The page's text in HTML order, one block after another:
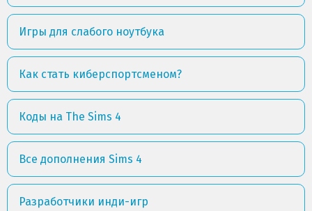
Игры для слабого ноутбука
Как стать киберспортсменом?
Коды на The Sims 4
Все дополнения Sims 4
Разработчики инди-игр